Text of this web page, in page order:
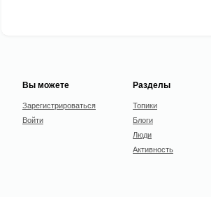
Вы можете
Зарегистрироваться
Войти
Разделы
Топики
Блоги
Люди
Активность